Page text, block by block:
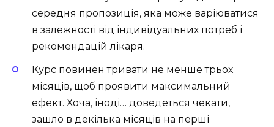
середня пропозиція, яка може варіюватися
в залежності від індивідуальних потреб і
рекомендацій лікаря.
Курс повинен тривати не менше трьох
місяців, щоб проявити максимальний
ефект. Хоча, іноді… доведеться чекати,
зашло в декілька місяців на перші